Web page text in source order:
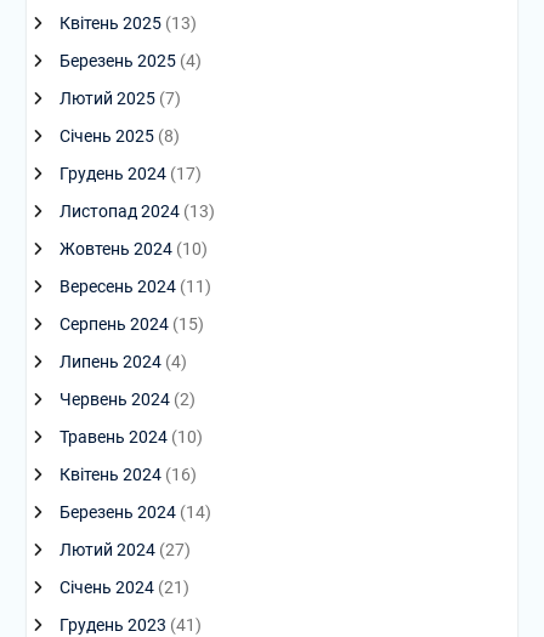
Квітень 2025(13)
Березень 2025(4)
Лютий 2025(7)
Січень 2025(8)
Грудень 2024(17)
Листопад 2024(13)
Жовтень 2024(10)
Вересень 2024(11)
Серпень 2024(15)
Липень 2024(4)
Червень 2024(2)
Травень 2024(10)
Квітень 2024(16)
Березень 2024(14)
Лютий 2024(27)
Січень 2024(21)
Грудень 2023 (41)